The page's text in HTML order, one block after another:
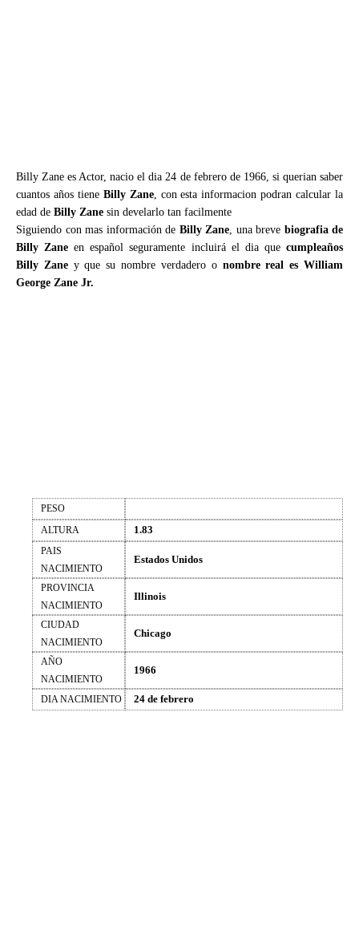
Billy Zane es Actor, nacio el dia 24 de febrero de 1966, si querian saber
cuantos años tiene Billy Zane, con esta informacion podran calcular la
edad de Billy Zane sin develarlo tan facilmente
Siguiendo con mas información de Billy Zane, una breve biografia de
Billy Zane en español seguramente incluirá el dia quecumpleaños
Billy Zaney que su nombre verdadero o nombre real es William
George Zane Jr.
PESO
ALTURA
1.83
PAIS
NACIMIENTO
Estados Unidos
PROVINCIA
NACIMIENTO
Illinois
CIUDAD
NACIMIENTO
Chicago
AÑO
NACIMIENTO
1966
DIA NACIMIENTO 24 de febrero